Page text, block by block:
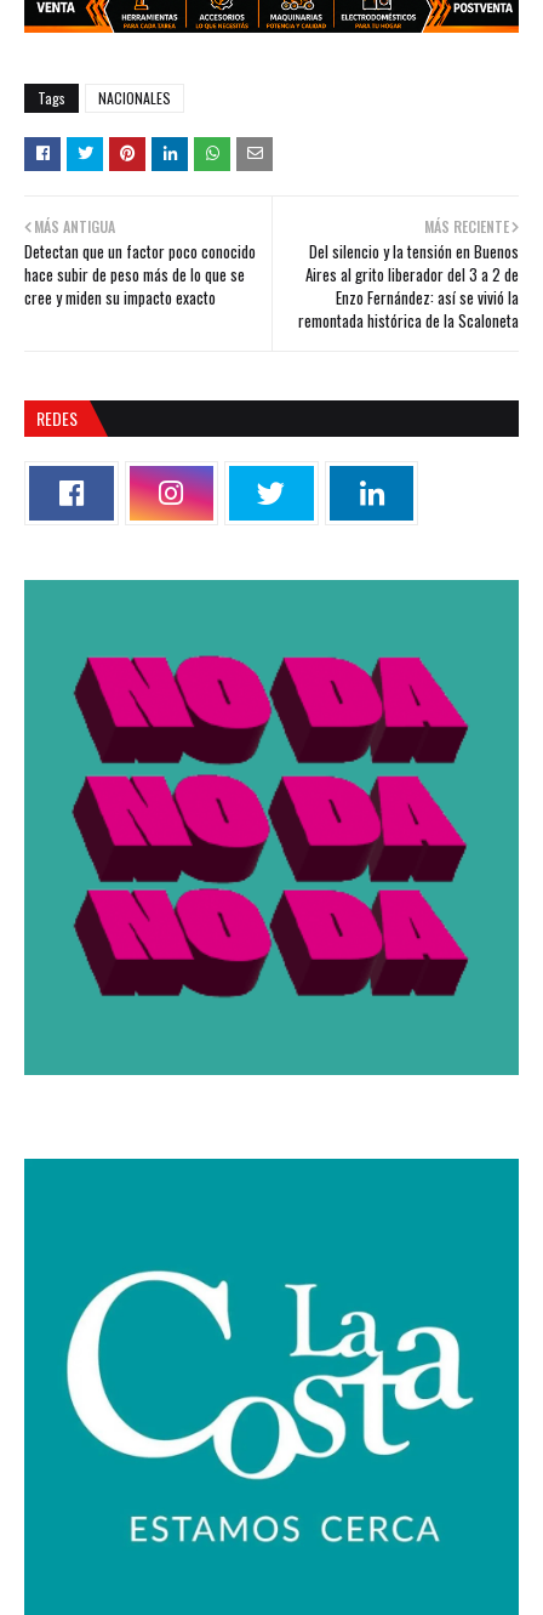
Tags NACIONALES
MÁS RECIENTE
Del silencio y la tensión en Buenos
Aires al grito liberador del 3 a 2 de
Enzo Fernández: así se vivió la
remontada histórica de la Scaloneta
MÁS ANTIGUA
Detectan que un factor poco conocido
hace subir de peso más de lo que se
cree y miden su impacto exacto
REDES